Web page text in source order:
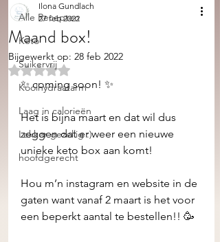
Alle Recepten
Keto
Suikervrij
Koolhydraatarm
Laag in calorieën
Lekker gezellig :)
hoofdgerecht
Maand box!
Ilona Gundlach
27 feb 2022
Bijgewerkt op: 28 feb 2022
Beoordeeld met NaN uit 5 sterren.
✨ coming soon! ✨
Het is bijna maart en dat wil dus
zeggen dat er weer een nieuwe
unieke keto box aan komt!
Hou m’n instagram en website in de
gaten want vanaf 2 maart is het voor
een beperkt aantal te bestellen!! 🥳